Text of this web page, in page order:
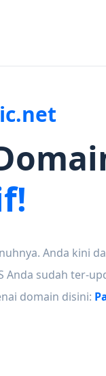
Anda kini
Anda sudah ter-
domain disini: